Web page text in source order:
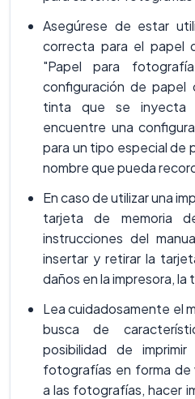
Asegúrese de estar
correcta para el papel
"Papel para
configuración de papel
tinta que se inyecta
encuentre una
para un tipo especial de
nombre que pueda
En caso de utilizar una
tarjeta de memoria
instrucciones del
insertar y retirar la
daños en la impresora, la
Lea cuidadosamente el
busca de
posibilidad de
fotografías en forma de
a las fotografías, hacer